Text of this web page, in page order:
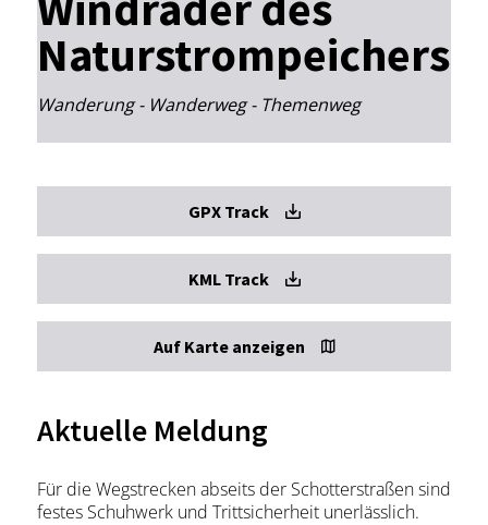
Naturstrompeichers
Wanderung - Wanderweg - Themenweg
GPX Track
KML Track
Auf Karte anzeigen
Aktuelle Meldung
Für die Wegstrecken abseits der Schotterstraßen sind
festes Schuhwerk und Trittsicherheit unerlässlich.